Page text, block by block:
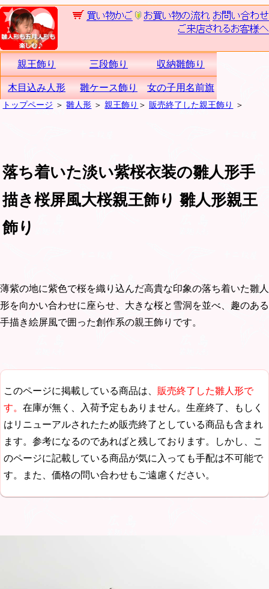
親王飾り 三段飾り 収納雛飾り
木目込み人形 雛ケース飾り 女の子用名前旗
トップページ ＞雛人形 ＞親王飾り ＞ 販売終了した親王飾り ＞
落ち着いた淡い紫桜衣装の雛人形手
描き桜屏風大桜親王飾り 雛人形親王
飾り
薄紫の地に紫色で桜を織り込んだ高貴な印象の落ち着いた雛人
形を向かい合わせに座らせ、大きな桜と雪洞を並べ、趣のある
手描き絵屏風で囲った創作系の親王飾りです。
このページに掲載している商品は、 販売終了した雛人形で
す。 在庫が無く、入荷予定もありません。生産終了、もしく
はリニューアルされたため販売終了としている商品も含まれ
ます。参考になるのであればと残しております。しかし、こ
のページに記載している商品が気に入っても手配は不可能で
す。また、価格の問い合わせもご遠慮ください。